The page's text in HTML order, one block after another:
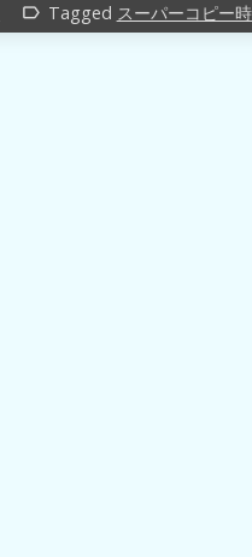
label_outline Tagged スーパーコピー